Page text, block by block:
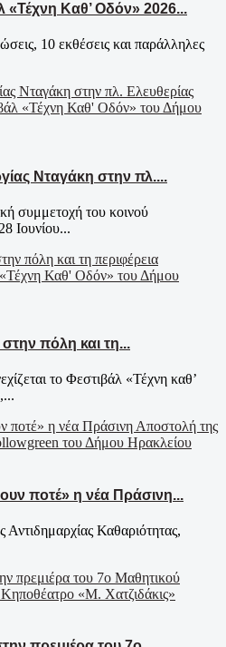
«Τέχνη Καθ’ Οδόν» 2026...
10 εκθέσεις και παράλληλες
Νταγάκη στην πλ....
συμμετοχή του κοινού
Ιουνίου...
πόλη και τη...
το Φεστιβάλ «Τέχνη καθ’
ποτέ» η νέα Πράσινη...
Καθαριότητας,